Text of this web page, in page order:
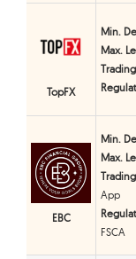
TopFX
Min.
Max.
EBC
Min.
Max.
App
FSCA